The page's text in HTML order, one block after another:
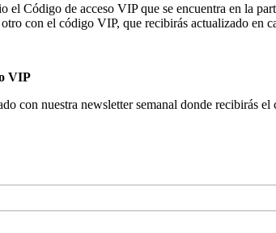
el Código de acceso VIP que se encuentra en la
con el código VIP, que recibirás actualizado en
VIP
con nuestra newsletter semanal donde recibirás